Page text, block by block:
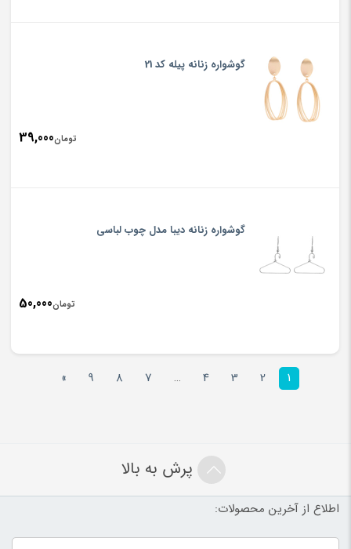
گوشواره زنانه پیله کد 21
تومان39,000
گوشواره زنانه دیبا مدل چوب لباسی
تومان50,000
1
2
3
4
…
7
8
9
»
پرش به بالا
اطلاع از آخرین محصولات: